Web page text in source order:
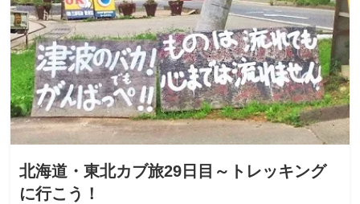
北海道・東北カブ旅29日目～トレッキング
に行こう！